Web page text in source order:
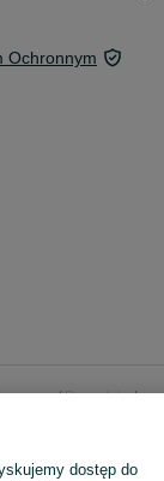
Ochronnym
Pozostałe
dostęp do